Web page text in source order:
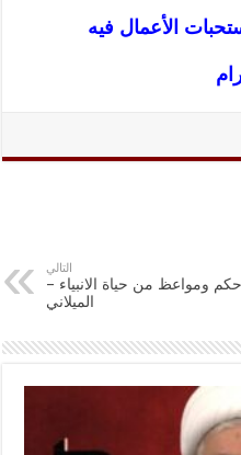
الأعمال فيه
التالي
حكم ومواعظ من حياة الانبياء –
الميلاني